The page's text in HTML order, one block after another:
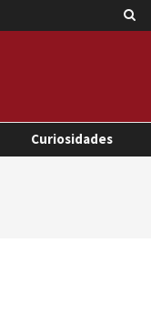
Curiosidades